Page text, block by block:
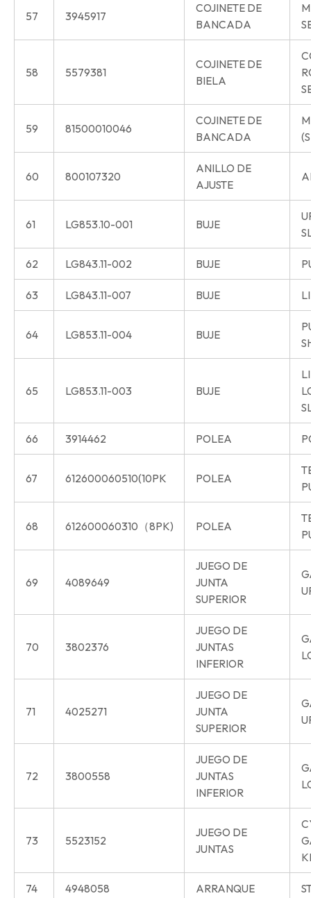
57 3945917
COJINETE DE
BANCADA
58 5579381
COJINETE DE
BIELA
59 81500010046
COJINETE DE
BANCADA
60 800107320
ANILLO DE
AJUSTE
61 LG853.10-001 BUJE
62 LG843.11-002 BUJE
63 LG843.11-007 BUJE
64 LG853.11-004 BUJE
65 LG853.11-003 BUJE
66 3914462 POLEA
67 612600060510(10PK POLEA
68 612600060310（8PK) POLEA
69 4089649
JUEGO DE
JUNTA
SUPERIOR
70 3802376
JUEGO DE
JUNTAS
INFERIOR
71 4025271
JUEGO DE
JUNTA
SUPERIOR
72 3800558
JUEGO DE
JUNTAS
INFERIOR
73 5523152
JUEGO DE
JUNTAS
74 4948058 ARRANQUE